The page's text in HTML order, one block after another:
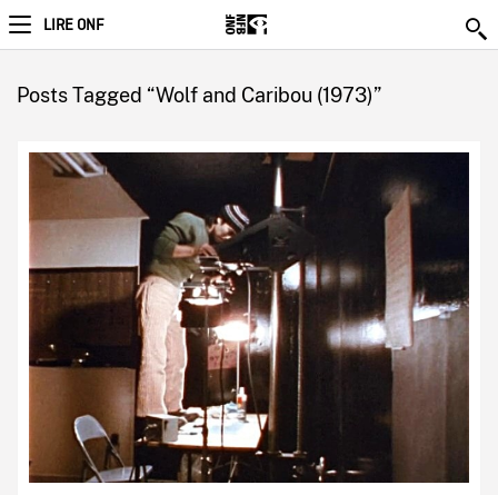
LIRE ONF
Posts Tagged “Wolf and Caribou (1973)”